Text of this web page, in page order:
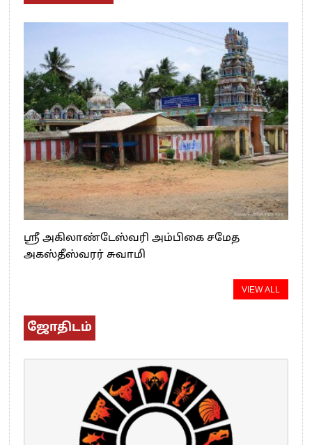
ஸ்ரீ அகிலாண்டேஸ்வரி அம்பிகை சமேத
அகஸ்தீஸ்வரர் சுவாமி
VIEW ALL
ஜோதிடம்